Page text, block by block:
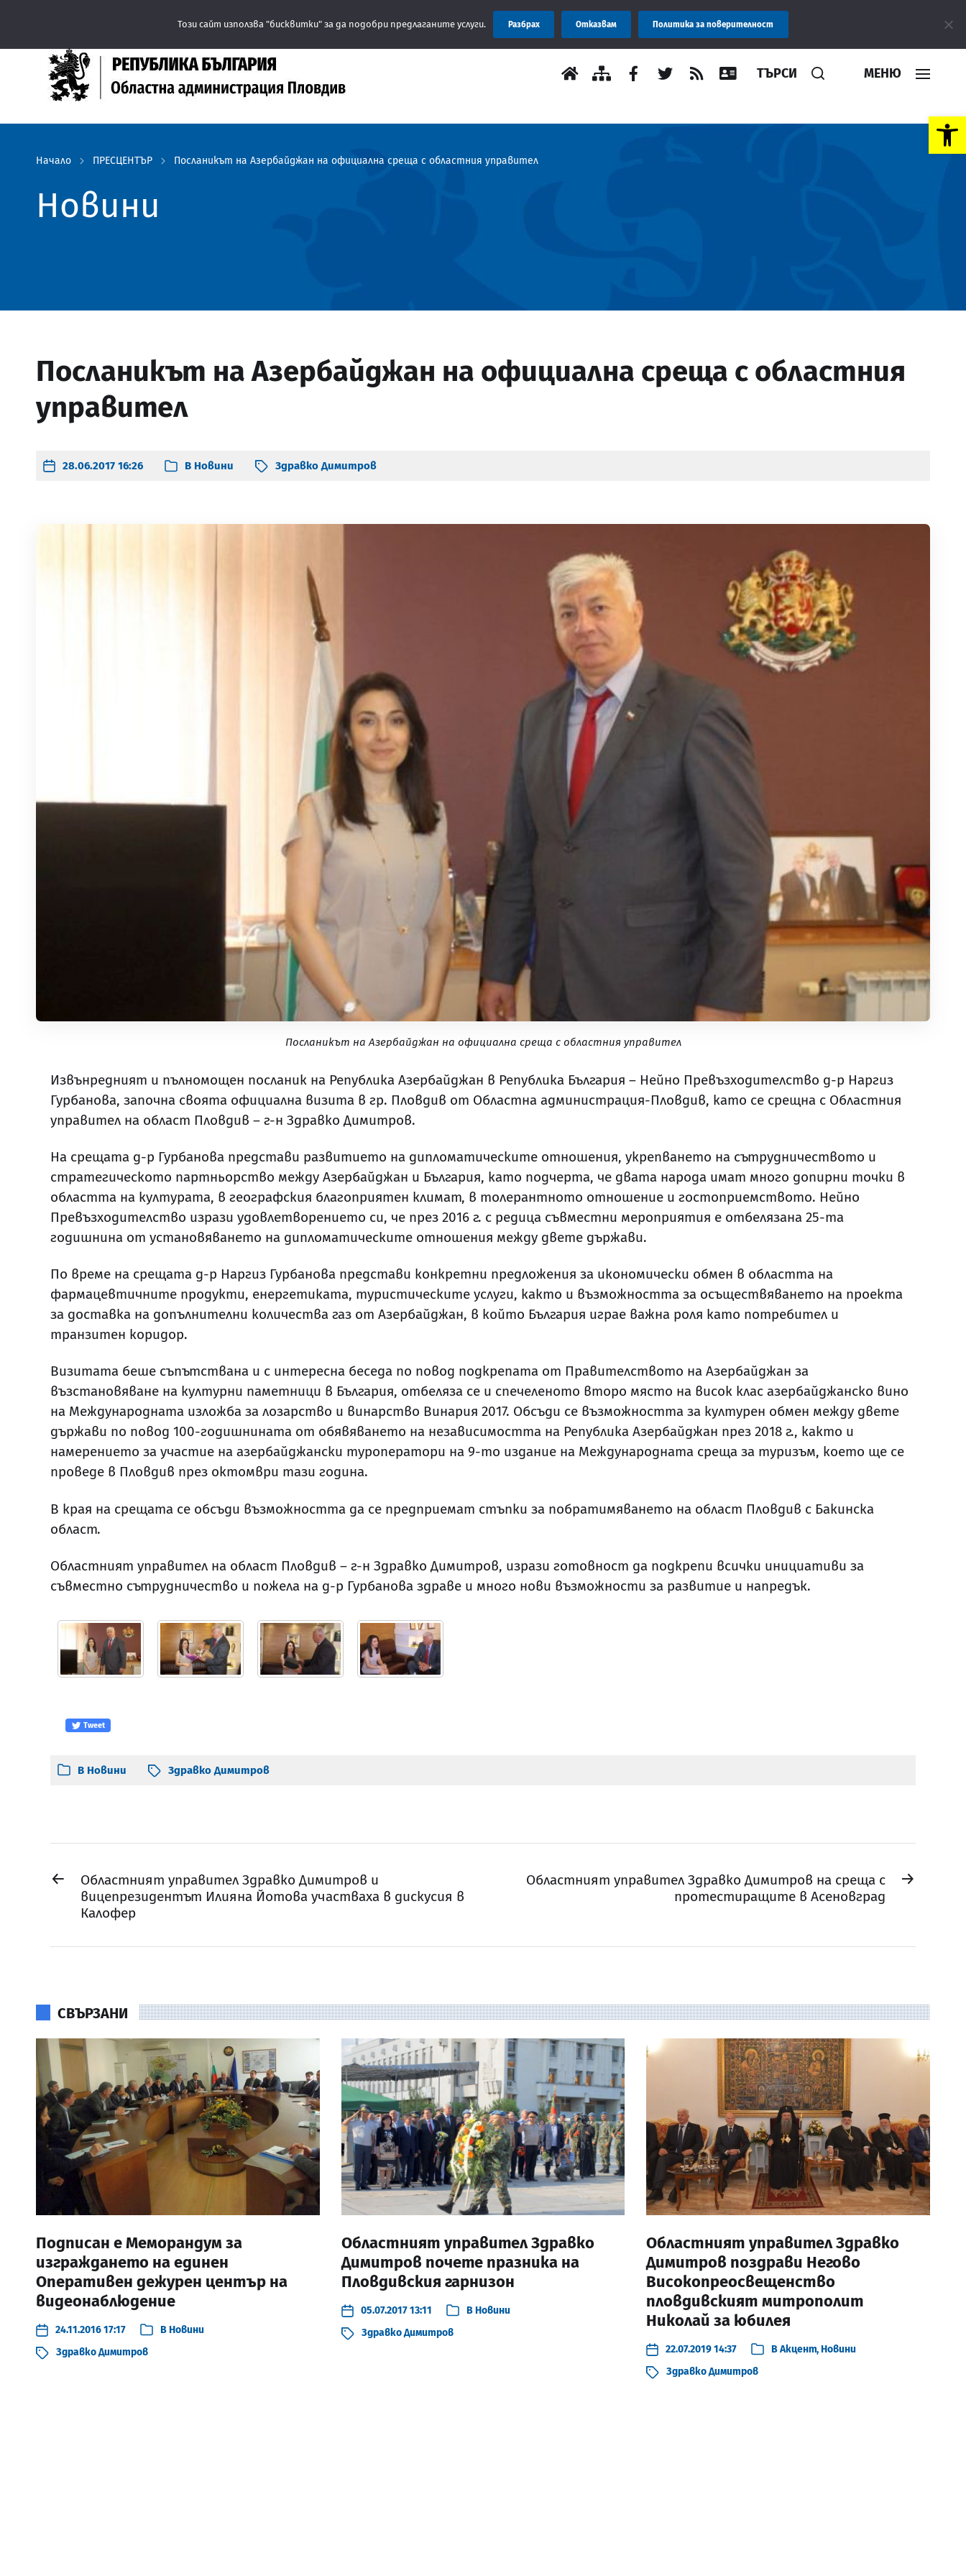
Open toolbar
препоръчва заплащането на такси за услуги да се извършва на място чрез ПОС терминал или по банков път. Благодарим Ви!
ТЪРСИ МЕНЮ
Начало ПРЕСЦЕНТЪР Посланикът на Азербайджан на официална среща с областния управител
Новини
Посланикът на Азербайджан на официална среща с областния
управител
28.06.2017 16:26 В Новини Здравко Димитров
Посланикът на Азербайджан на официална среща с областния управител
Извънредният и пълномощен посланик на Република Азербайджан в Република България – Нейно Превъзходителство д-р Наргиз
Гурбанова, започна своята официална визита в гр. Пловдив от Областна администрация-Пловдив, като се срещна с Областния
управител на област Пловдив – г-н Здравко Димитров.
На срещата д-р Гурбанова представи развитието на дипломатическите отношения, укрепването на сътрудничеството и
стратегическото партньорство между Азербайджан и България, като подчерта, че двата народа имат много допирни точки в
областта на културата, в географския благоприятен климат, в толерантното отношение и гостоприемството. Нейно
Превъзходителство изрази удовлетворението си, че през 2016 г. с редица съвместни мероприятия е отбелязана 25-та
годишнина от установяването на дипломатическите отношения между двете държави.
По време на срещата д-р Наргиз Гурбанова представи конкретни предложения за икономически обмен в областта на
фармацевтичните продукти, енергетиката, туристическите услуги, както и възможността за осъществяването на проекта
за доставка на допълнителни количества газ от Азербайджан, в който България играе важна роля като потребител и
транзитен коридор.
Визитата беше съпътствана и с интересна беседа по повод подкрепата от Правителството на Азербайджан за
възстановяване на културни паметници в България, отбеляза се и спечеленото второ място на висок клас азербайджанско вино
на Международната изложба за лозарство и винарство Винария 2017. Обсъди се възможността за културен обмен между двете
държави по повод 100-годишнината от обявяването на независимостта на Република Азербайджан през 2018 г., както и
намерението за участие на азербайджански туроператори на 9-то издание на Международната среща за туризъм, което ще се
проведе в Пловдив през октомври тази година.
В края на срещата се обсъди възможността да се предприемат стъпки за побратимяването на област Пловдив с Бакинска
област.
Областният управител на област Пловдив – г-н Здравко Димитров, изрази готовност да подкрепи всички инициативи за
съвместно сътрудничество и пожела на д-р Гурбанова здраве и много нови възможности за развитие и напредък.
Tweet
В Новини Здравко Димитров
←
Областният управител Здравко Димитров и
вицепрезидентът Илияна Йотова участваха в дискусия в
Калофер
→
Областният управител Здравко Димитров на среща с
протестиращите в Асеновград
СВЪРЗАНИ
Подписан е Меморандум за
изграждането на единен
Оперативен дежурен център на
видеонаблюдение
24.11.2016 17:17 ВНовини
Здравко Димитров
Областният управител Здравко
Димитров почете празника на
Пловдивския гарнизон
05.07.2017 13:11 ВНовини
Здравко Димитров
Областният управител Здравко
Димитров поздрави Негово
Високопреосвещенство
пловдивският митрополит
Николай за юбилея
22.07.2019 14:37 ВАкцент,Новини
Здравко Димитров
Този сайт използва "бисквитки" за да подобри предлаганите услуги. Разбрах Отказвам Политика за поверителност